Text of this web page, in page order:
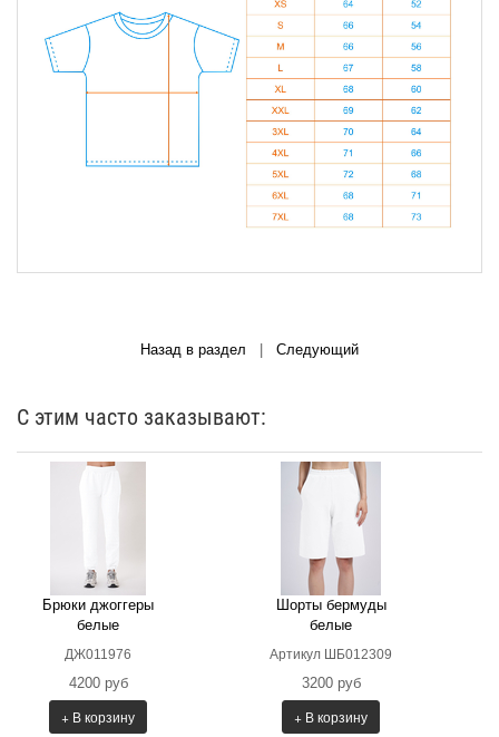
Назад в раздел | Следующий
С этим часто заказывают:
Брюки джоггеры
белые
ДЖ011976
4200 руб
+ В корзину
Шорты бермуды
белые
Артикул ШБ012309
3200 руб
+ В корзину